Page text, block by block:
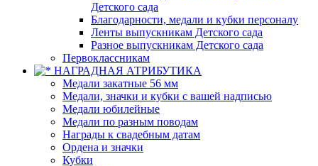
Детского сада
Благодарности, медали и кубки персоналу
Ленты выпускникам Детского сада
Разное выпускникам Детского сада
Первоклассникам
НАГРАДНАЯ АТРИБУТИКА
Медали закатные 56 мм
Медали, значки и кубки с вашей надписью
Медали юбилейные
Медали по разным поводам
Награды к свадебным датам
Ордена и значки
Кубки